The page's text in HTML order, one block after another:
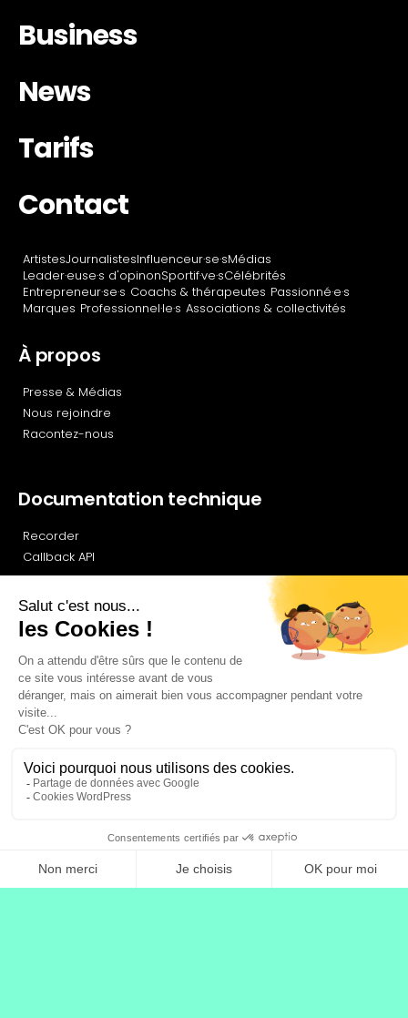
Business
News
Tarifs
Contact
ArtistesJournalistesInfluenceur·se·sMédias
Leader·euse·s d'opinonSportif·ve·sCélébrités
Entrepreneur·se·s Coachs & thérapeutes Passionné·e·s
Marques Professionnel·le·s Associations & collectivités
À propos
Presse & Médias
Nous rejoindre
Racontez-nous
Documentation technique
Recorder
Callback API
Newsletter
© 2026 Vocast​
Mentions légales
– CGV – Confidentialité Cookies